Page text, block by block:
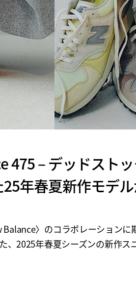
475 – デッドスト
年春夏新作モデ
Balance〉のコラボレーション
、2025年春夏シーズンの新作ス